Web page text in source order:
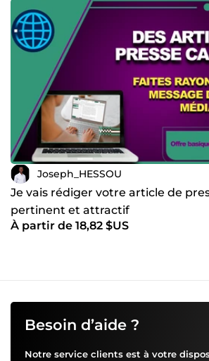
Joseph_HESSOU
Je vais rédiger votre article de
pertinent et attractif
À partir de 18,82 $US
Besoin d’aide ?
Notre service clients est à votre